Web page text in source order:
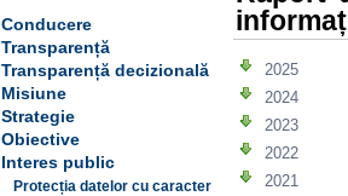
Conducere
Transparență
Transparență decizională
Misiune
Strategie
Obiective
Interes public
Protecția datelor cu caracter
2025
2024
2023
2022
2021